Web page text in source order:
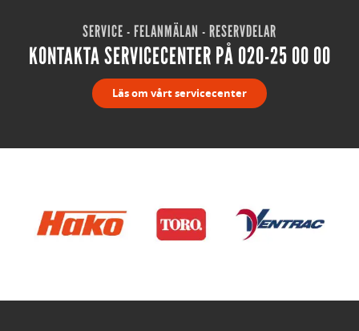
SERVICE - FELANMÄLAN - RESERVDELAR
KONTAKTA SERVICECENTER PÅ 020-25 00 00
Läs om vårt servicecenter